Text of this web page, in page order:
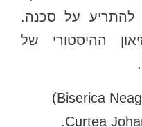
להתריע על סכנה.
ההיסטורי של